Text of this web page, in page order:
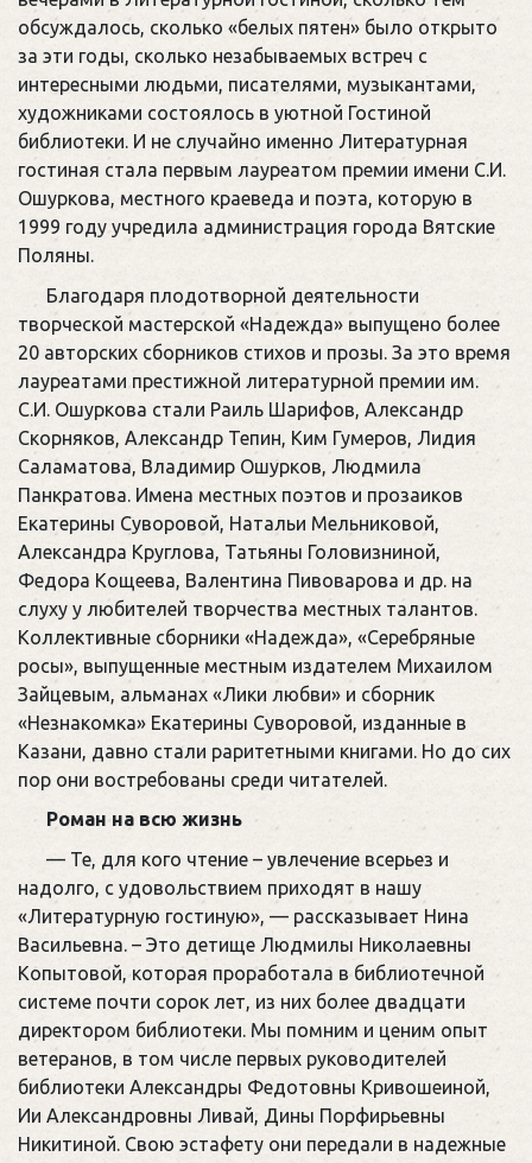
обсуждалось, сколько «белых пятен» было открыто
за эти годы, сколько незабываемых встреч с
интересными людьми, писателями, музыкантами,
художниками состоялось в уютной Гостиной
библиотеки. И не случайно именно Литературная
гостиная стала первым лауреатом премии имени С.И.
Ошуркова, местного краеведа и поэта, которую в
1999 году учредила администрация города Вятские
Поляны.
Благодаря плодотворной деятельности
творческой мастерской «Надежда» выпущено более
20 авторских сборников стихов и прозы. За это время
лауреатами престижной литературной премии им.
С.И. Ошуркова стали Раиль Шарифов, Александр
Скорняков, Александр Тепин, Ким Гумеров, Лидия
Саламатова, Владимир Ошурков, Людмила
Панкратова. Имена местных поэтов и прозаиков
Екатерины Суворовой, Натальи Мельниковой,
Александра Круглова, Татьяны Головизниной,
Федора Кощеева, Валентина Пивоварова и др. на
слуху у любителей творчества местных талантов.
Коллективные сборники «Надежда», «Серебряные
росы», выпущенные местным издателем Михаилом
Зайцевым, альманах «Лики любви» и сборник
«Незнакомка» Екатерины Суворовой, изданные в
Казани, давно стали раритетными книгами. Но до сих
пор они востребованы среди читателей.
Роман на всю жизнь
— Те, для кого чтение – увлечение всерьез и
надолго, с удовольствием приходят в нашу
«Литературную гостиную», — рассказывает Нина
Васильевна. – Это детище Людмилы Николаевны
Копытовой, которая проработала в библиотечной
системе почти сорок лет, из них более двадцати
директором библиотеки. Мы помним и ценим опыт
ветеранов, в том числе первых руководителей
библиотеки Александры Федотовны Кривошеиной,
Ии Александровны Ливай, Дины Порфирьевны
Никитиной. Свою эстафету они передали в надежные